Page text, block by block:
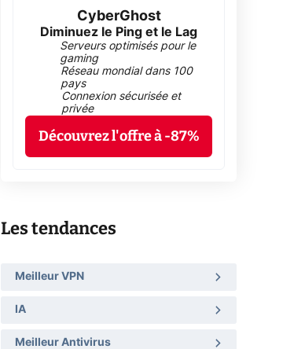
CyberGhost
Diminuez le Ping et le Lag
Serveurs optimisés pour le
gaming
Réseau mondial dans 100
pays
Connexion sécurisée et
privée
Découvrez l'offre à -87%
Les tendances
Meilleur VPN
IA
Meilleur Antivirus